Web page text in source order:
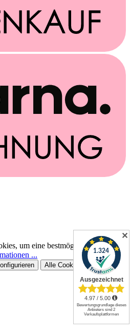
um eine bestmögliche Erfahrung
...
Alle Cookies akzeptieren
✕